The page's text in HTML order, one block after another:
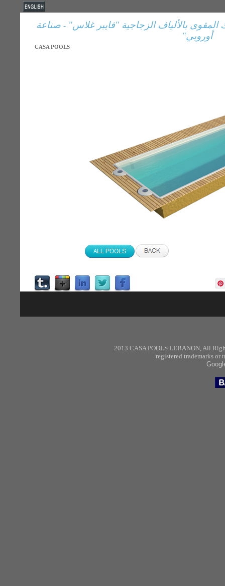
بالألياف الزجاجية "فايبر غلاس" - صناعة
أوروبي"
CASA POOLS
2013 CASA POOLS LEBANON,All
registered trademarks or